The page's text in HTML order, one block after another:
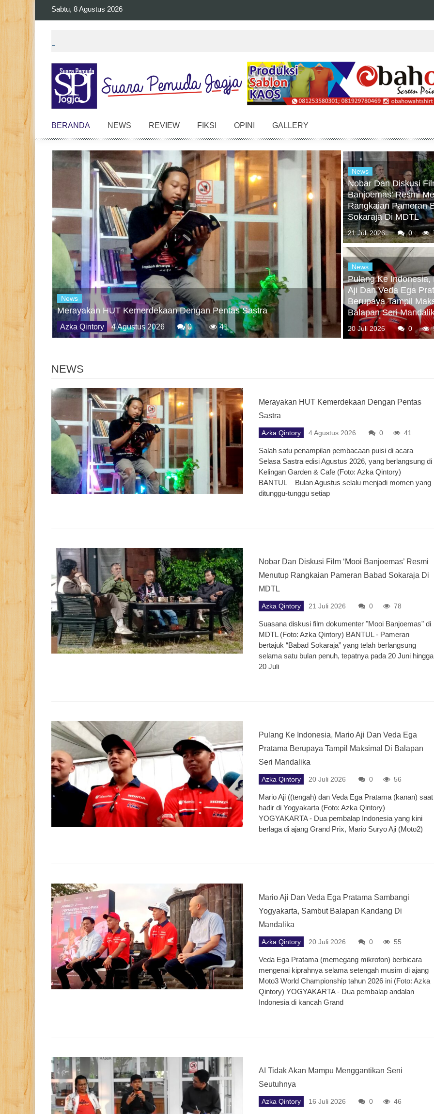
Sabtu, 8 Agustus 2026
BERANDA NEWS REVIEW FIKSI OPINI GALLERY
News
Merayakan HUT Kemerdekaan Dengan Pentas Sastra
Azka Qintory 4 Agustus 2026 0 41
News
Nobar Dan Diskusi
Banjoemas’ Resmi
Rangkaian Pameran
Sokaraja Di MDTL
21 Juli 2026 0
News
Pulang Ke Indonesia,
Aji Dan Veda Ega
Berupaya Tampil
Balapan Seri
20 Juli 2026 0
NEWS
Merayakan HUT Kemerdekaan Dengan Pentas
Sastra
Azka Qintory 4 Agustus 2026 0 41
Salah satu penampilan pembacaan puisi di acara
Selasa Sastra edisi Agustus 2026, yang berlangsung di
Kelingan Garden & Cafe (Foto: Azka Qintory)
BANTUL – Bulan Agustus selalu menjadi momen yang
ditunggu-tunggu setiap
Nobar Dan Diskusi Film ‘Mooi Banjoemas’ Resmi
Menutup Rangkaian Pameran Babad Sokaraja Di
MDTL
Azka Qintory 21 Juli 2026 0 78
Suasana diskusi film dokumenter "Mooi Banjoemas" di
MDTL (Foto: Azka Qintory) BANTUL - Pameran
bertajuk “Babad Sokaraja” yang telah berlangsung
selama satu bulan penuh, tepatnya pada 20 Juni hingga
20 Juli
Pulang Ke Indonesia, Mario Aji Dan Veda Ega
Pratama Berupaya Tampil Maksimal Di Balapan
Seri Mandalika
Azka Qintory 20 Juli 2026 0 56
Mario Aji ((tengah) dan Veda Ega Pratama (kanan) saat
hadir di Yogyakarta (Foto: Azka Qintory)
YOGYAKARTA - Dua pembalap Indonesia yang kini
berlaga di ajang Grand Prix, Mario Suryo Aji (Moto2)
Mario Aji Dan Veda Ega Pratama Sambangi
Yogyakarta, Sambut Balapan Kandang Di
Mandalika
Azka Qintory 20 Juli 2026 0 55
Veda Ega Pratama (memegang mikrofon) berbicara
mengenai kiprahnya selama setengah musim di ajang
Moto3 World Championship tahun 2026 ini (Foto: Azka
Qintory) YOGYAKARTA - Dua pembalap andalan
Indonesia di kancah Grand
AI Tidak Akan Mampu Menggantikan Seni
Seutuhnya
Azka Qintory 16 Juli 2026 0 46